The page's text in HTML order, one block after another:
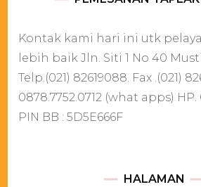
Kontak kami hari ini utk
lebih baik Jln. Siti 1 No 40
Telp.(021) 82619088. Fax .(021)
0878.7752.0712 (what apps) HP.
PIN BB : 5D5E666F
HALAMAN